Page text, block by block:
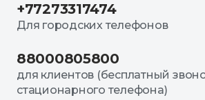
+77273317474
Для городских телефонов
88000805800
для клиентов (бесплатный
стационарного телефона)